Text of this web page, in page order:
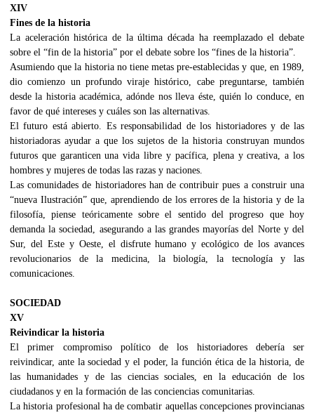
XIV
Fines de la historia
La aceleración histórica de la última década ha reemplazado el debate
sobre el “fin de la historia” por el debate sobre los “fines de la historia”.
Asumiendo que la historia no tiene metas pre-establecidas y que, en 1989,
dio comienzo un profundo viraje histórico, cabe preguntarse, también
desde la historia académica, adónde nos lleva éste, quién lo conduce, en
favor de qué intereses y cuáles son las alternativas.
El futuro está abierto. Es responsabilidad de los historiadores y de las
historiadoras ayudar a que los sujetos de la historia construyan mundos
futuros que garanticen una vida libre y pacífica, plena y creativa, a los
hombres y mujeres de todas las razas y naciones.
Las comunidades de historiadores han de contribuir pues a construir una
“nueva Ilustración” que, aprendiendo de los errores de la historia y de la
filosofía, piense teóricamente sobre el sentido del progreso que hoy
demanda la sociedad, asegurando a las grandes mayorías del Norte y del
Sur, del Este y Oeste, el disfrute humano y ecológico de los avances
revolucionarios de la medicina, la biología, la tecnología y las
comunicaciones.
SOCIEDAD
XV
Reivindicar la historia
El primer compromiso político de los historiadores debería ser
reivindicar, ante la sociedad y el poder, la función ética de la historia, de
las humanidades y de las ciencias sociales, en la educación de los
ciudadanos y en la formación de las conciencias comunitarias.
La historia profesional ha de combatir aquellas concepciones provincianas